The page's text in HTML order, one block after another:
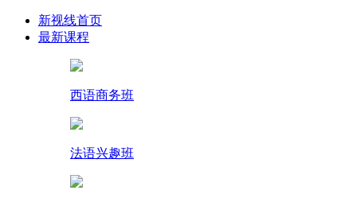
新视线首页
最新课程
西语商务班
法语兴趣班